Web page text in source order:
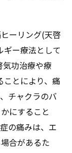
遠隔ヒーリ
療法)の具体
療法)の実践
ーリング(天啓
ー療法として
功治療や療
とにより、痛
チャクラのバ
にすること
の痛みは、エ
合があるた